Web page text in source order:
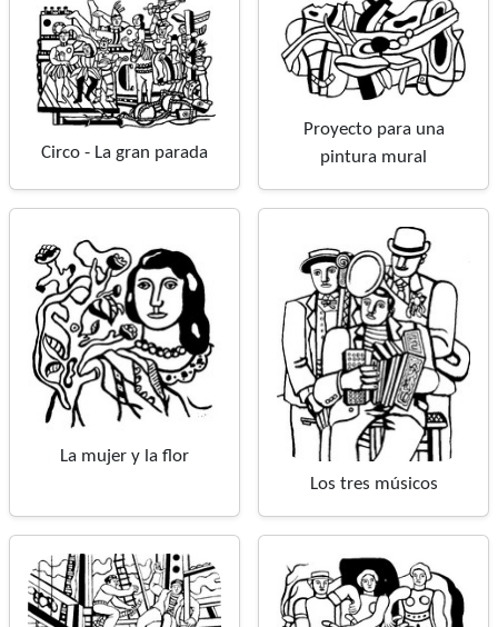
Circo - La gran parada
Proyecto para una
pintura mural
La mujer y la flor
Los tres músicos